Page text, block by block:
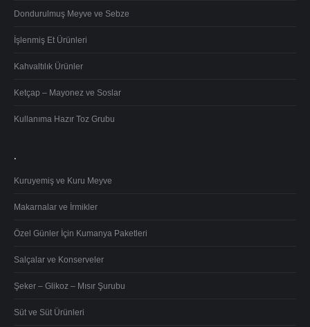
Dondurulmuş Meyve ve Sebze
İşlenmiş Et Ürünleri
Kahvaltılık Ürünler
Ketçap – Mayonez ve Soslar
Kullanıma Hazır Toz Grubu
.
Kuruyemiş ve Kuru Meyve
Makarnalar ve İrmikler
Özel Günler İçin Kumanya Paketleri
Salçalar ve Konserveler
Şeker – Glikoz – Mısır Şurubu
Süt ve Süt Ürünleri